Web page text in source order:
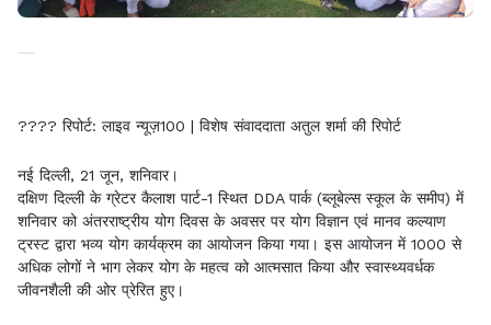
???? रिपोर्ट: लाइव न्यूज़100 | विशेष संवाददाता अतुल शर्मा की रिपोर्ट
नई दिल्ली, 21 जून, शनिवार।
दक्षिण दिल्ली के ग्रेटर कैलाश पार्ट-1 स्थित DDA पार्क (ब्लूबेल्स स्कूल के समीप) में
शनिवार को अंतरराष्ट्रीय योग दिवस के अवसर पर योग विज्ञान एवं मानव कल्याण
ट्रस्ट द्वारा भव्य योग कार्यक्रम का आयोजन किया गया। इस आयोजन में 1000 से
अधिक लोगों ने भाग लेकर योग के महत्व को आत्मसात किया और स्वास्थ्यवर्धक
जीवनशैली की ओर प्रेरित हुए।